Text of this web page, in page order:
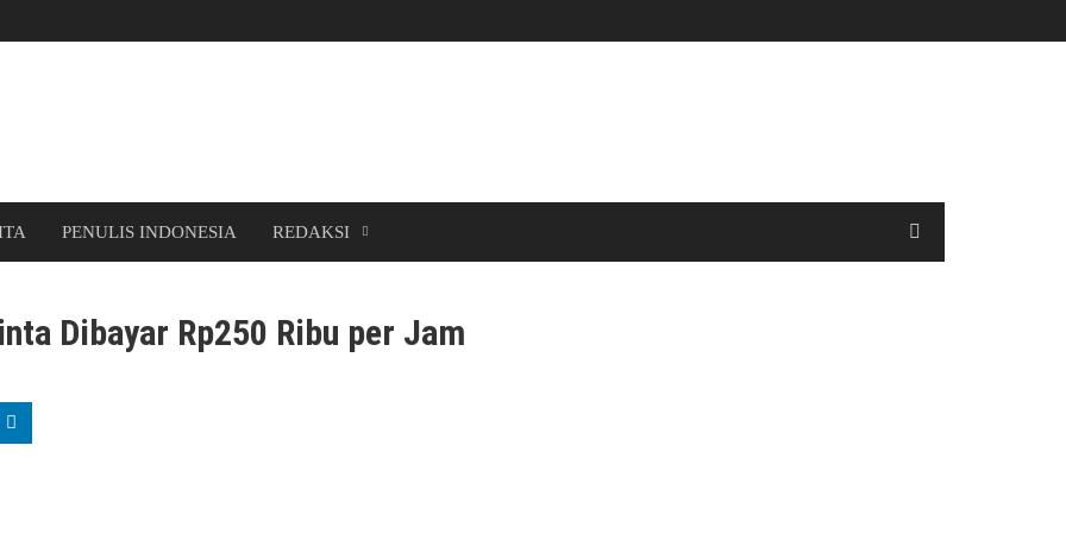
PENULIS INDONESIA REDAKSI
Dibayar Rp250 Ribu per Jam